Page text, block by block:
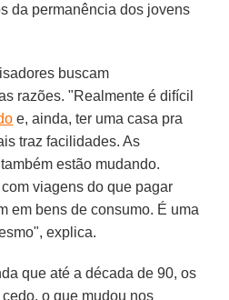
da permanência dos jovens
buscam
razões. "Realmente é difícil
e, ainda, ter uma casa pra
traz facilidades. As
estão mudando.
viagens do que pagar
em bens de consumo. É uma
explica.
que até a década de 90, os
o que mudou nos